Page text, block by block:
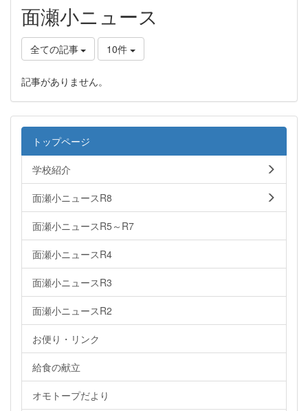
面瀬小ニュース
全ての記事 10件
記事がありません。
トップページ
学校紹介
面瀬小ニュースR8
面瀬小ニュースR5～R7
面瀬小ニュースR4
面瀬小ニュースR3
面瀬小ニュースR2
お便り・リンク
給食の献立
オモトープだより